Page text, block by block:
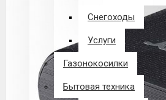
Снегоходы
Услуги
Газонокосилки
Бытовая техника